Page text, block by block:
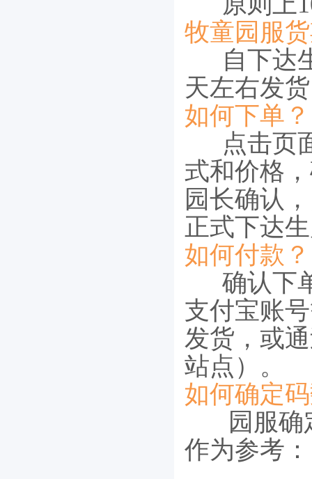
牧童园服
自下达
天左右发
如何下单？
点击页面
式和价格
园长确认
正式下达
如何付款？
确认下单
支付宝账
发货，或
站点）。
如何确定
园服
作为参考